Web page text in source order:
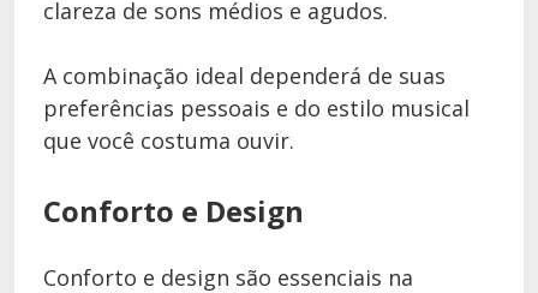
clareza de sons médios e agudos.
A combinação ideal dependerá de suas
preferências pessoais e do estilo musical
que você costuma ouvir.
Conforto e Design
Conforto e design são essenciais na